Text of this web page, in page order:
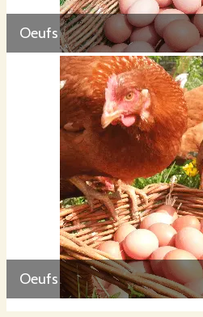
Tout ce travail, récompensé par des
produits dans le Grand Est, herbes et
flambant neuf, tout le confort avec parc
batifoler à leur
Les cultures et l'élevage des poules sont
certifiées AB par Ecocert dès mon
Pour comprendre où et comment poussent
n'hesitez pas à chausser vos
Oeufs
Oeufs